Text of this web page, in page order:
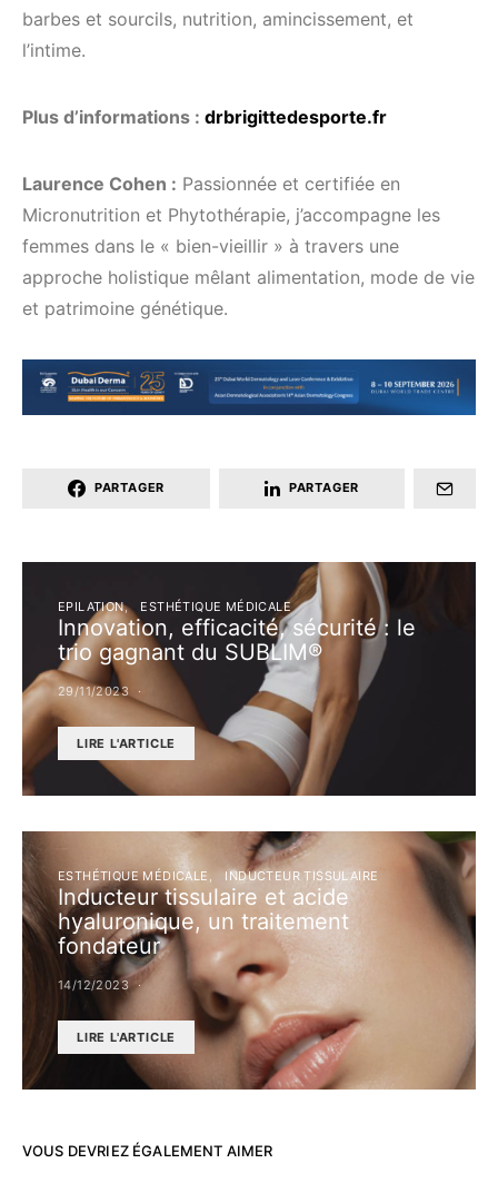
barbes et sourcils, nutrition, amincissement, et
l’intime.
Plus d’informations : drbrigittedesporte.fr
Laurence Cohen : Passionnée et certifiée en
Micronutrition et Phytothérapie, j’accompagne les
femmes dans le « bien-vieillir » à travers une
approche holistique mêlant alimentation, mode de vie
et patrimoine génétique.
PARTAGER PARTAGER
EPILATION ESTHÉTIQUE MÉDICALE
Innovation, efficacité, sécurité : le
trio gagnant du SUBLIM®
29/11/2023
LIRE L'ARTICLE
ESTHÉTIQUE MÉDICALE INDUCTEUR TISSULAIRE
Inducteur tissulaire et acide
hyaluronique, un traitement
fondateur
14/12/2023
LIRE L'ARTICLE
VOUS DEVRIEZ ÉGALEMENT AIMER